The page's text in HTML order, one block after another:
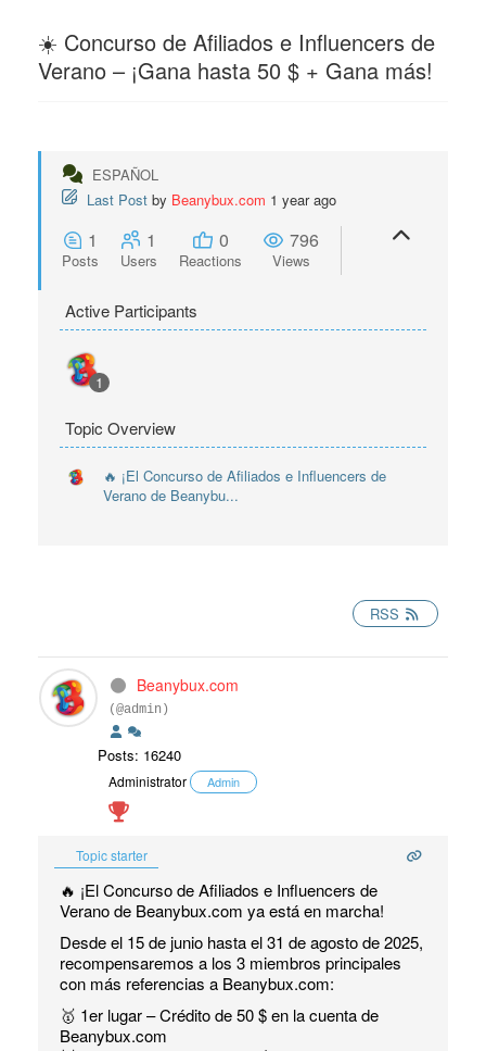
☀️ Concurso de Afiliados e Influencers de
Verano – ¡Gana hasta 50 $ + Gana más!
ESPAÑOL
Last Post by Beanybux.com 1 year ago
1
Posts
1
Users
0
Reactions
796
Views
Active Participants
1
Topic Overview
🔥 ¡El Concurso de Afiliados e Influencers de
Verano de Beanybu...
RSS
Beanybux.com
(@admin)
Posts: 16240
Administrator Admin
Topic starter
🔥 ¡El Concurso de Afiliados e Influencers de
Verano de Beanybux.com ya está en marcha!
Desde el 15 de junio hasta el 31 de agosto de 2025,
recompensaremos a los 3 miembros principales
con más referencias a Beanybux.com:
🥇 1er lugar – Crédito de 50 $ en la cuenta de
Beanybux.com